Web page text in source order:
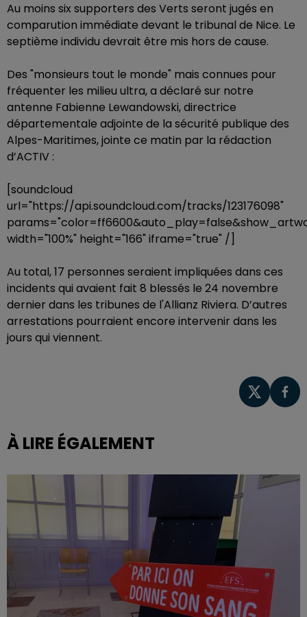
Au moins six supporters des Verts seront jugés en
comparution immédiate devant le tribunal de Nice. Le
septième individu devrait être mis hors de cause.
Des "monsieurs tout le monde" mais connues pour
fréquenter les milieu ultra, a déclaré sur notre
antenne Fabienne Lewandowski, directrice
départementale adjointe de la sécurité publique des
Alpes-Maritimes, jointe ce matin par la rédaction
d’ACTIV :
[soundcloud
url="https://api.soundcloud.com/tracks/123176098"
width="100%" height="166" iframe="true" /]
Au total, 17 personnes seraient impliquées dans ces
incidents qui avaient fait 8 blessés le 24 novembre
dernier dans les tribunes de l'Allianz Riviera. D’autres
arrestations pourraient encore intervenir dans les
jours qui viennent.
À LIRE ÉGALEMENT